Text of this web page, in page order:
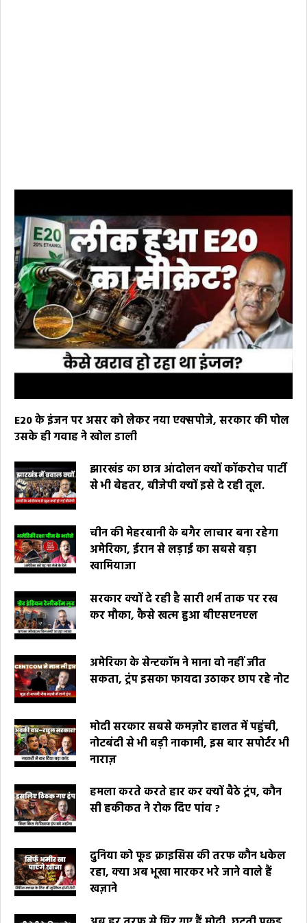
E20 के इंजन पर असर को लेकर नया एक्सपोजे, सरकार की पोल
उसके ही गवाह ने खोल डाली
झारखंड का छात्र आंदोलन क्यों कॉकरोच पार्टी
से भी बेहतर, बीजेपी क्यों इसे दे रही तूल.
चीन की मेहरबानी के बगैर लाचार बना रहेगा
अमेरिका, ईरान से लड़ाई का सबसे बड़ा
खामियाजा
सरकार क्यों दे रही है सारी शर्म ताक पर रख
कर मौका, कैसे खत्म हुआ बीएसएनएल
अमेरिका के सेन्टकॉम ने माना वो नहीं जीत
सकता, ट्रंप इसका फायदा उठाकर छाप रहे नोट
मोदी सरकार सबसे कमज़ोर हालत में पहुंची,
नोटबंदी से भी बड़ी नाकामी, इस बार सपोर्टर भी
नाराज़
हमला करते करते हार कर क्यों बैठे ट्रंप, कौन
सी हकीकत ने रोक दिए पांव ?
दुनिया को फूड क्राइसिस की तरफ कौन धकेल
रहा, क्या अब भूखा मारकर भरे जाने वाले हैं
खज़ाने